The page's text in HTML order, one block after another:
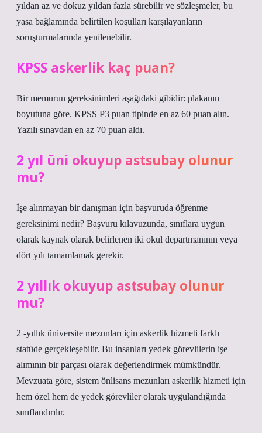
yıldan az ve dokuz yıldan fazla sürebilir ve sözleşmeler, bu
yasa bağlamında belirtilen koşulları karşılayanların
soruşturmalarında yenilenebilir.
KPSS askerlik kaç puan?
Bir memurun gereksinimleri aşağıdaki gibidir: plakanın
boyutuna göre. KPSS P3 puan tipinde en az 60 puan alın.
Yazılı sınavdan en az 70 puan aldı.
2 yıl üni okuyup astsubay olunur
mu?
İşe alınmayan bir danışman için başvuruda öğrenme
gereksinimi nedir? Başvuru kılavuzunda, sınıflara uygun
olarak kaynak olarak belirlenen iki okul departmanının veya
dört yılı tamamlamak gerekir.
2 yıllık okuyup astsubay olunur
mu?
2 -yıllık üniversite mezunları için askerlik hizmeti farklı
statüde gerçekleşebilir. Bu insanları yedek görevlilerin işe
alımının bir parçası olarak değerlendirmek mümkündür.
Mevzuata göre, sistem önlisans mezunları askerlik hizmeti için
hem özel hem de yedek görevliler olarak uygulandığında
sınıflandırılır.